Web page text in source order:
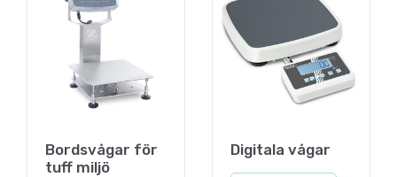
Bordsvågar för
tuff miljö
Digitala vågar